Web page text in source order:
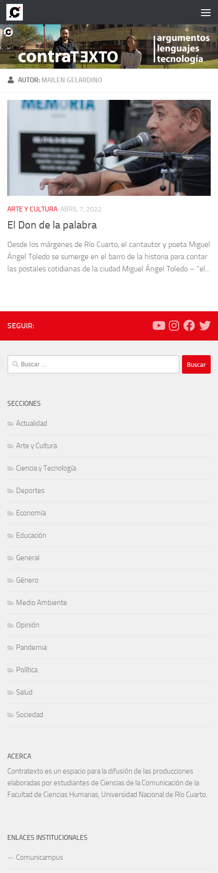
Saltar al contenido
AUTOR: MAILEN GELARDINO
ARTE Y CULTURA ABRIL 7, 2022
El Don de la palabra
Desde los márgenes de Río Cuarto, el cantautor y poeta Miguel
Ángel Toledo se sumerge en el barro de la historia para contar
las postales cotidianas de la ciudad Miguel Ángel Toledo – “el...
SEGUIR:
Buscar:
SECCIONES
Actualidad
Arte y Cultura
Ciencia y Tecnología
Deportes
Economía
Educación
General
Género
Medio Ambiente
Opinión
Pandemia
Política
Salud
Sociedad
ACERCA
Contratexto es un espacio para la difusión de las producciones
elaboradas por estudiantes de Ciencias de la Comunicación de la
Facultad de Ciencias Humanas, Universidad Nacional de Río Cuarto.
ENLACES INSTITUCIONALES
Comunicampus